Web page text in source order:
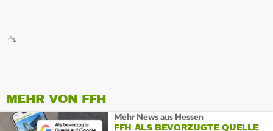
MEHR VON FFH
Mehr News aus Hessen
FFH ALS BEVORZUGTE QUELLE